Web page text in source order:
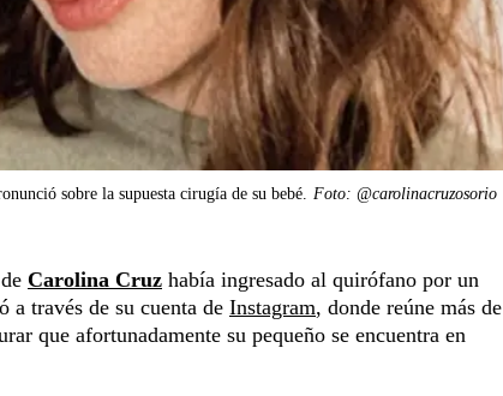
sobre la supuesta cirugía de su bebé. Foto: @carolinacruzosorio
Carolina Cruz había ingresado al quirófano por un
a través de su cuenta de Instagram, donde reúne más de
que afortunadamente su pequeño se encuentra en